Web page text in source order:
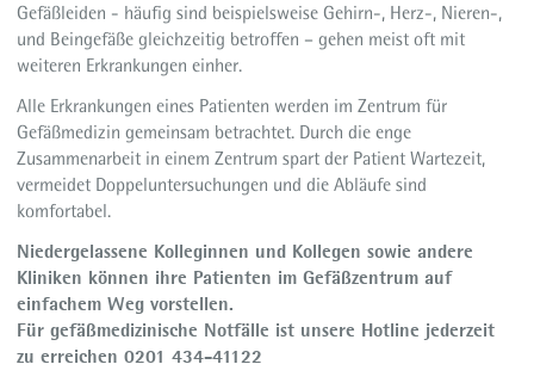
Gefäßleiden - häufig sind beispielsweise Gehirn-, Herz-, Nieren-,
und Beingefäße gleichzeitig betroffen – gehen meist oft mit
weiteren Erkrankungen einher.
Alle Erkrankungen eines Patienten werden im Zentrum für
Gefäßmedizin gemeinsam betrachtet. Durch die enge
Zusammenarbeit in einem Zentrum spart der Patient Wartezeit,
vermeidet Doppeluntersuchungen und die Abläufe sind
komfortabel.
Niedergelassene Kolleginnen und Kollegen sowie andere
Kliniken können ihre Patienten im Gefäßzentrum auf
einfachem Weg vorstellen.
Für gefäßmedizinische Notfälle ist unsere Hotline jederzeit
zu erreichen 0201 434-41122